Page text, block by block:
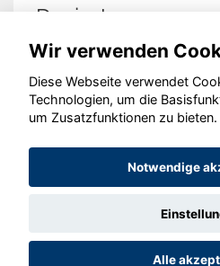
Dacia Jogger
© konjunkturmotor.de
Wir verwenden
Diese Webseite verwendet
Technologien, um die
um Zusatzfunktionen zu bieten.
Notwendige
Alle